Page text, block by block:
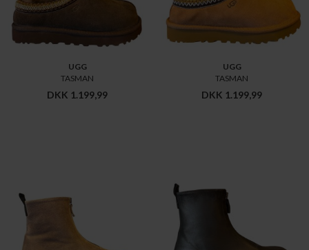
UGG
TASMAN
DKK 1.199,99
UGG
TASMAN
DKK 1.199,99